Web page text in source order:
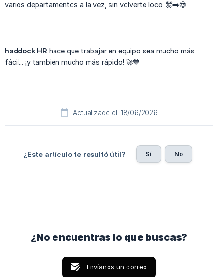
varios departamentos a la vez, sin volverte loco. 🤯➡️😎
haddock HR hace que trabajar en equipo sea mucho más
fácil... ¡y también mucho más rápido! 🚀💙
Actualizado el: 18/06/2026
¿Este artículo te resultó útil? Sí No
¿No encuentras lo que buscas?
Envíanos un correo